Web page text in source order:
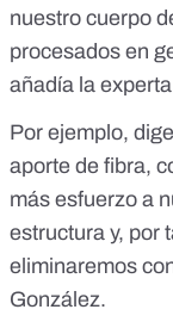
nuestro cuerpo
procesados en
añadía la
Por ejemplo,
aporte de fibra,
más esfuerzo a
estructura y, por
eliminaremos
González.